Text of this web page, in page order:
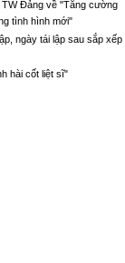
TW Đảng về "Tăng cường
tình hình mới"
ngày tái lập sau sắp xếp
hài cốt liệt sĩ"